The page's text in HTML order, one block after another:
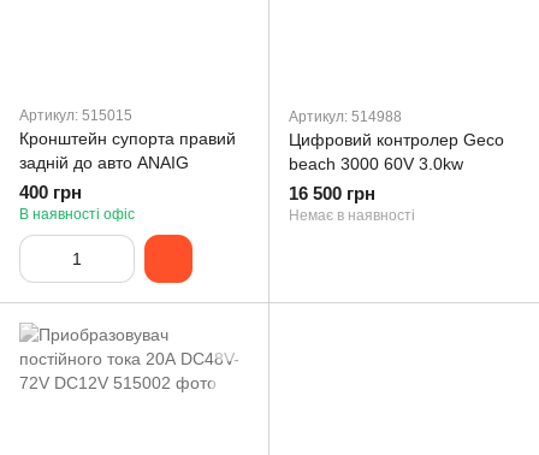
Артикул: 515015
Кронштейн супорта правий
задній до авто ANAIG
400 грн
В наявності офіс
Артикул: 514988
Цифровий контролер Geco
beach 3000 60V 3.0kw
16 500 грн
Немає в наявності